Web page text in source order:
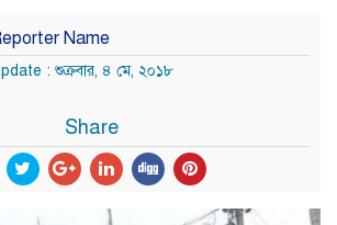
Name
: শুক্রবার, ৪ মে, ২০১৮
Share